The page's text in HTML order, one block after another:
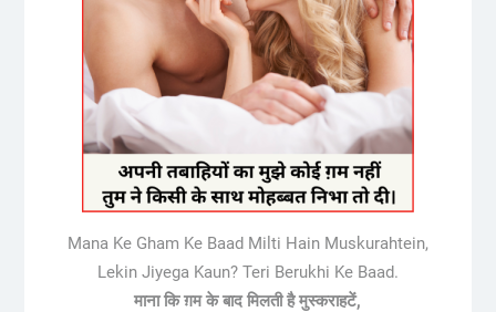
Mana Ke Gham Ke Baad Milti Hain Muskurahtein,
Lekin Jiyega Kaun? Teri Berukhi Ke Baad.
माना कि ग़म के बाद मिलती है मुस्कराहटें,